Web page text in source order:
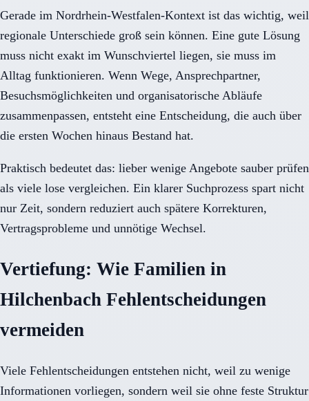
Gerade im Nordrhein-Westfalen-Kontext ist das wichtig, weil
regionale Unterschiede groß sein können. Eine gute Lösung
muss nicht exakt im Wunschviertel liegen, sie muss im
Alltag funktionieren. Wenn Wege, Ansprechpartner,
Besuchsmöglichkeiten und organisatorische Abläufe
zusammenpassen, entsteht eine Entscheidung, die auch über
die ersten Wochen hinaus Bestand hat.
Praktisch bedeutet das: lieber wenige Angebote sauber prüfen
als viele lose vergleichen. Ein klarer Suchprozess spart nicht
nur Zeit, sondern reduziert auch spätere Korrekturen,
Vertragsprobleme und unnötige Wechsel.
Vertiefung: Wie Familien in
Hilchenbach Fehlentscheidungen
vermeiden
Viele Fehlentscheidungen entstehen nicht, weil zu wenige
Informationen vorliegen, sondern weil sie ohne feste Struktur